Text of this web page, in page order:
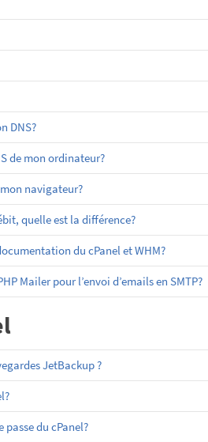
DNS?
de mon ordinateur?
navigateur?
quelle est la différence?
du cPanel et WHM?
Mailer pour l’envoi d’emails en SMTP?
JetBackup ?
du cPanel?